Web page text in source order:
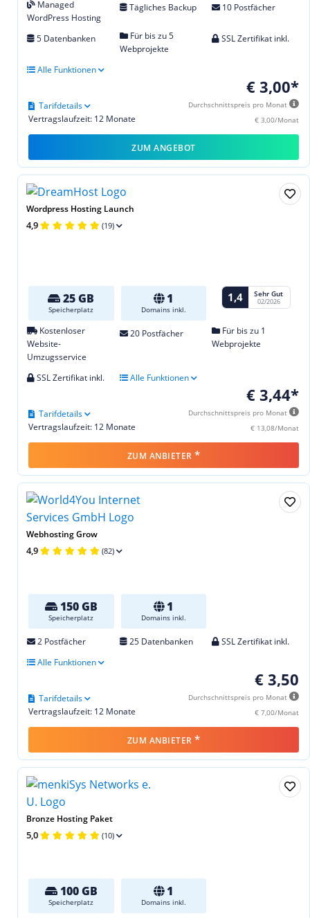
Managed
WordPress Hosting
Tägliches Backup 10 Postfächer
5 Datenbanken
Für bis zu 5
Webprojekte
SSL Zertifikat inkl.
Alle Funktionen
€ 3,00*
Durchschnittspreis pro Monat
€ 3,00/Monat
Vertragslaufzeit: 12 Monate
Tarifdetails
ZUM ANGEBOT
Wordpress Hosting Launch
4,9 (19)
25 GB
Speicherplatz
1
Domains inkl.
1,4 Sehr Gut
02/2026
Kostenloser
Website-
Umzugsservice
20 Postfächer
Für bis zu 1
Webprojekte
SSL Zertifikat inkl. Alle Funktionen
€ 3,44*
Durchschnittspreis pro Monat
€ 13,08/Monat
Vertragslaufzeit: 12 Monate
Tarifdetails
ZUM ANBIETER *
Webhosting Grow
4,9 (82)
150 GB
Speicherplatz
1
Domains inkl.
2 Postfächer 25 Datenbanken
SSL Zertifikat inkl.
Alle Funktionen
€ 3,50
Durchschnittspreis pro Monat
€ 7,00/Monat
Vertragslaufzeit: 12 Monate
Tarifdetails
ZUM ANBIETER *
Bronze Hosting Paket
5,0 (10)
100 GB
Speicherplatz
1
Domains inkl.